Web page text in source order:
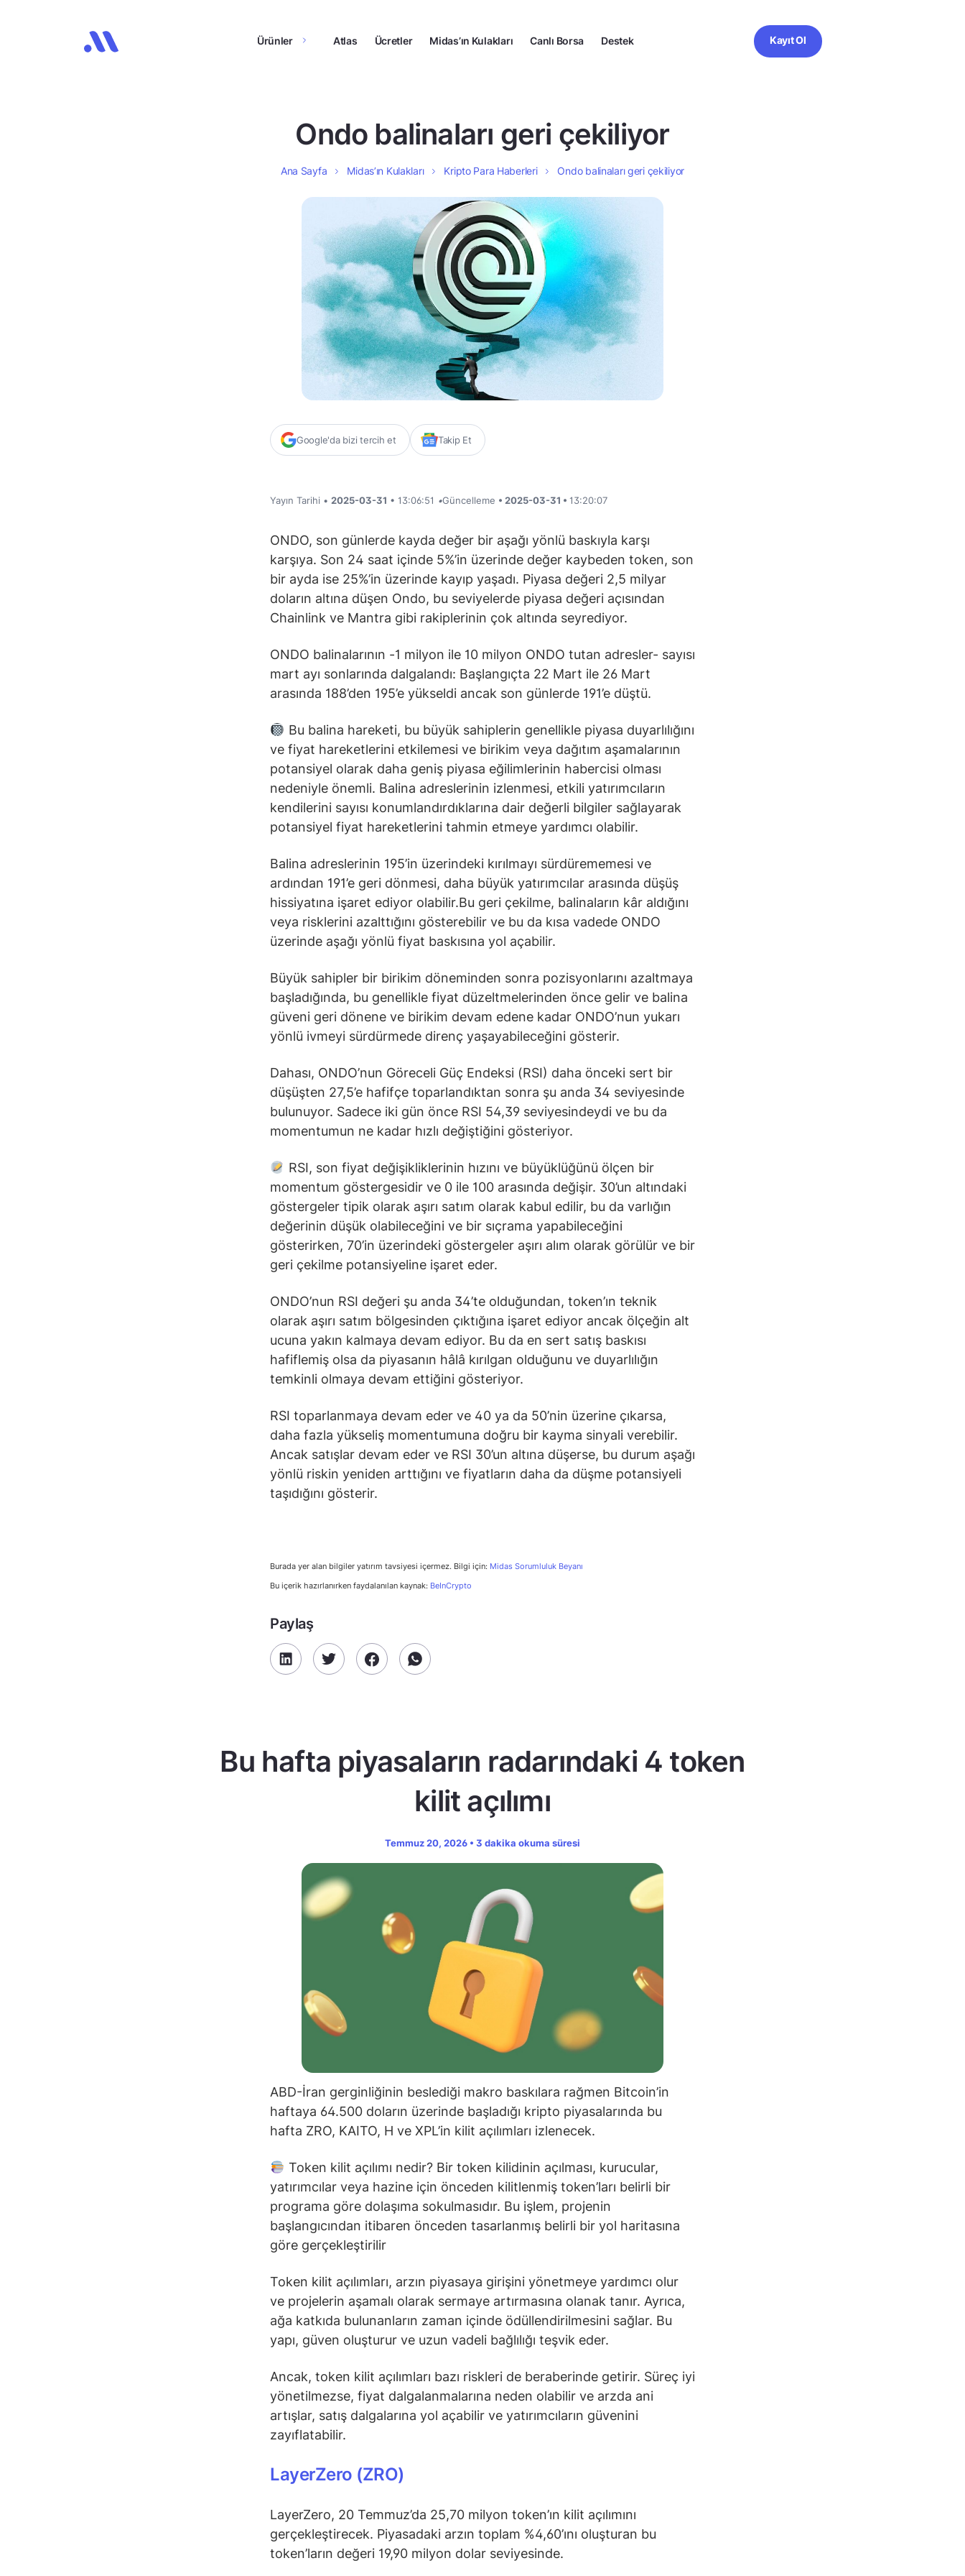
Ürünler Atlas Ücretler Midas’ın Kulakları Canlı Borsa Destek Kayıt Ol
Ondo balinaları geri çekiliyor
Ana Sayfa Midas’ın Kulakları Kripto Para Haberleri Ondo balinaları geri çekiliyor
Google'da bizi tercih et Takip Et
Yayın Tarihi • 2025-03-31 • 13:06:51 •Güncelleme • 2025-03-31 • 13:20:07
ONDO, son günlerde kayda değer bir aşağı yönlü baskıyla karşı
karşıya. Son 24 saat içinde 5%’in üzerinde değer kaybeden token, son
bir ayda ise 25%’in üzerinde kayıp yaşadı. Piyasa değeri 2,5 milyar
doların altına düşen Ondo, bu seviyelerde piyasa değeri açısından
Chainlink ve Mantra gibi rakiplerinin çok altında seyrediyor.
ONDO balinalarının -1 milyon ile 10 milyon ONDO tutan adresler- sayısı
mart ayı sonlarında dalgalandı: Başlangıçta 22 Mart ile 26 Mart
arasında 188’den 195’e yükseldi ancak son günlerde 191’e düştü.
Bu balina hareketi, bu büyük sahiplerin genellikle piyasa duyarlılığını
ve fiyat hareketlerini etkilemesi ve birikim veya dağıtım aşamalarının
potansiyel olarak daha geniş piyasa eğilimlerinin habercisi olması
nedeniyle önemli. Balina adreslerinin izlenmesi, etkili yatırımcıların
kendilerini sayısı konumlandırdıklarına dair değerli bilgiler sağlayarak
potansiyel fiyat hareketlerini tahmin etmeye yardımcı olabilir.
Balina adreslerinin 195’in üzerindeki kırılmayı sürdürememesi ve
ardından 191’e geri dönmesi, daha büyük yatırımcılar arasında düşüş
hissiyatına işaret ediyor olabilir.Bu geri çekilme, balinaların kâr aldığını
veya risklerini azalttığını gösterebilir ve bu da kısa vadede ONDO
üzerinde aşağı yönlü fiyat baskısına yol açabilir.
Büyük sahipler bir birikim döneminden sonra pozisyonlarını azaltmaya
başladığında, bu genellikle fiyat düzeltmelerinden önce gelir ve balina
güveni geri dönene ve birikim devam edene kadar ONDO’nun yukarı
yönlü ivmeyi sürdürmede direnç yaşayabileceğini gösterir.
Dahası, ONDO’nun Göreceli Güç Endeksi (RSI) daha önceki sert bir
düşüşten 27,5’e hafifçe toparlandıktan sonra şu anda 34 seviyesinde
bulunuyor. Sadece iki gün önce RSI 54,39 seviyesindeydi ve bu da
momentumun ne kadar hızlı değiştiğini gösteriyor.
RSI, son fiyat değişikliklerinin hızını ve büyüklüğünü ölçen bir
momentum göstergesidir ve 0 ile 100 arasında değişir. 30’un altındaki
göstergeler tipik olarak aşırı satım olarak kabul edilir, bu da varlığın
değerinin düşük olabileceğini ve bir sıçrama yapabileceğini
gösterirken, 70’in üzerindeki göstergeler aşırı alım olarak görülür ve bir
geri çekilme potansiyeline işaret eder.
ONDO’nun RSI değeri şu anda 34’te olduğundan, token’ın teknik
olarak aşırı satım bölgesinden çıktığına işaret ediyor ancak ölçeğin alt
ucuna yakın kalmaya devam ediyor. Bu da en sert satış baskısı
hafiflemiş olsa da piyasanın hâlâ kırılgan olduğunu ve duyarlılığın
temkinli olmaya devam ettiğini gösteriyor.
RSI toparlanmaya devam eder ve 40 ya da 50’nin üzerine çıkarsa,
daha fazla yükseliş momentumuna doğru bir kayma sinyali verebilir.
Ancak satışlar devam eder ve RSI 30’un altına düşerse, bu durum aşağı
yönlü riskin yeniden arttığını ve fiyatların daha da düşme potansiyeli
taşıdığını gösterir.
Burada yer alan bilgiler yatırım tavsiyesi içermez. Bilgi için: Midas Sorumluluk Beyanı
Bu içerik hazırlanırken faydalanılan kaynak: BeInCrypto
Paylaş
Bu hafta piyasaların radarındaki 4 token
kilit açılımı
Temmuz 20, 2026 • 3 dakika okuma süresi
ABD-İran gerginliğinin beslediği makro baskılara rağmen Bitcoin’in
haftaya 64.500 doların üzerinde başladığı kripto piyasalarında bu
hafta ZRO, KAITO, H ve XPL’in kilit açılımları izlenecek.
Token kilit açılımı nedir? Bir token kilidinin açılması, kurucular,
yatırımcılar veya hazine için önceden kilitlenmiş token’ları belirli bir
programa göre dolaşıma sokulmasıdır. Bu işlem, projenin
başlangıcından itibaren önceden tasarlanmış belirli bir yol haritasına
göre gerçekleştirilir
Token kilit açılımları, arzın piyasaya girişini yönetmeye yardımcı olur
ve projelerin aşamalı olarak sermaye artırmasına olanak tanır. Ayrıca,
ağa katkıda bulunanların zaman içinde ödüllendirilmesini sağlar. Bu
yapı, güven oluşturur ve uzun vadeli bağlılığı teşvik eder.
Ancak, token kilit açılımları bazı riskleri de beraberinde getirir. Süreç iyi
yönetilmezse, fiyat dalgalanmalarına neden olabilir ve arzda ani
artışlar, satış dalgalarına yol açabilir ve yatırımcıların güvenini
zayıflatabilir.
LayerZero (ZRO)
LayerZero, 20 Temmuz’da 25,70 milyon token’ın kilit açılımını
gerçekleştirecek. Piyasadaki arzın toplam %4,60’ını oluşturan bu
token’ların değeri 19,90 milyon dolar seviyesinde.